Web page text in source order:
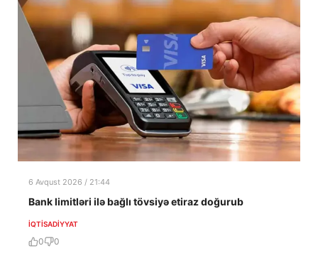
6 Avqust 2026 / 21:44
Bank limitləri ilə bağlı tövsiyə etiraz doğurub
İQTISADIYYAT
0 0